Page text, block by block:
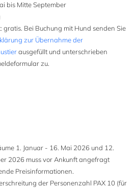
bis Mitte September
Bei Buchung mit Hund senden Sie
zur Übernahme der
ausgefüllt und unterschrieben
zu.
1. Januar - 16. Mai 2026 und 12.
2026 muss vor Ankunft angefragt
Preisinformationen.
der Personenzahl PAX 10 (für